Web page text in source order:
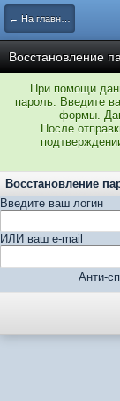
← На главную
Восстановление
При помощи
пароль. Введите
формы.
После
Восстановление
Введите ваш логин
ИЛИ ваш e-mail
Анти-